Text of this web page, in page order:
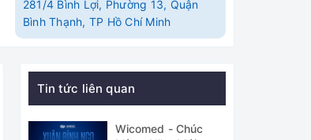
281/4 Bình Lợi, Phường 13, Quận
Bình Thạnh, TP Hồ Chí Minh
Tin tức liên quan
Wicomed - Chúc